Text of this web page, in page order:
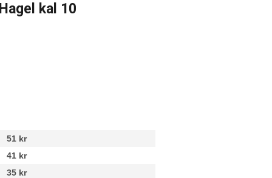
kal 10
51 kr
41 kr
35 kr